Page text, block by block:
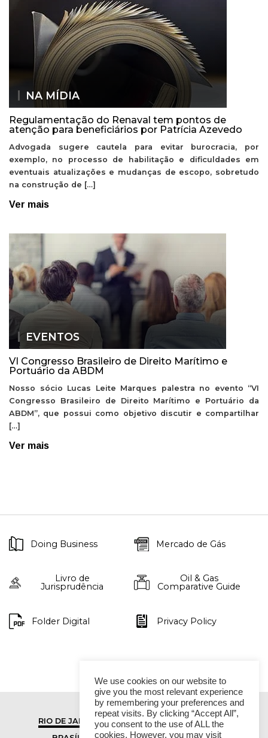
NA MÍDIA
Regulamentação do Renaval tem pontos de
atenção para beneficiários por Patrícia Azevedo
Advogada sugere cautela para evitar burocracia, por
exemplo, no processo de habilitação e dificuldades em
eventuais atualizações e mudanças de escopo, sobretudo
na construção de […]
Ver mais
EVENTOS
VI Congresso Brasileiro de Direito Marítimo e
Portuário da ABDM
Nosso sócio Lucas Leite Marques palestra no evento “VI
Congresso Brasileiro de Direito Marítimo e Portuário da
ABDM”, que possui como objetivo discutir e compartilhar
[…]
Ver mais
Doing Business Mercado de Gás
Livro de
Jurisprudência
Oil & Gas
Comparative Guide
Folder Digital Privacy Policy
RIO DE JANEIRO
SÃO PAULO
We use cookies on our website to
give you the most relevant experience
by remembering your preferences and
repeat visits. By clicking “Accept All”,
you consent to the use of ALL the
cookies. However, you may visit